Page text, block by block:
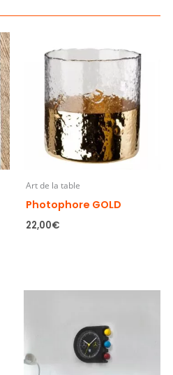
Art de la table
Photophore GOLD
22,00€